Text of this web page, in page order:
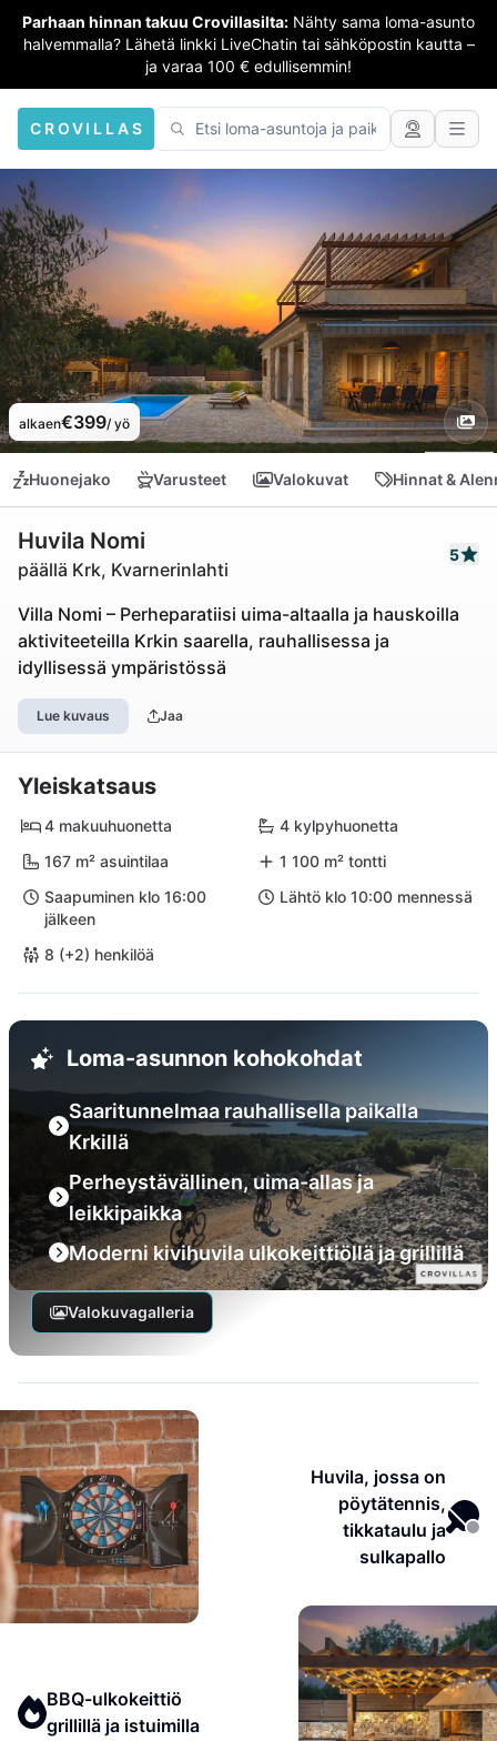
Parhaan hinnan takuu Crovillasilta: Nähty sama loma-asunto
halvemmalla? Lähetä linkki LiveChatin tai sähköpostin kautta –
ja varaa 100 € edullisemmin!
CROVILLAS
alkaen€399/ yö
Huonejako Varusteet Valokuvat Hinnat &
Huvila Nomi
päällä Krk, Kvarnerinlahti
5
Villa Nomi – Perheparatiisi uima-altaalla ja hauskoilla
aktiviteeteilla Krkin saarella, rauhallisessa ja
idyllisessä ympäristössä
Lue kuvaus Jaa
Yleiskatsaus
4 makuuhuonetta
4 kylpyhuonetta
167 m² asuintilaa
1 100 m² tontti
Saapuminen klo 16:00
jälkeen
Lähtö klo 10:00 mennessä
8 (+2) henkilöä
Loma-asunnon kohokohdat
Saaritunnelmaa rauhallisella paikalla
Krkillä
Perheystävällinen, uima-allas ja
leikkipaikka
Moderni kivihuvila ulkokeittiöllä ja grillillä
Valokuvagalleria
Huvila, jossa on
pöytätennis,
tikkataulu ja
sulkapallo
BBQ-ulkokeittiö
grillillä ja istuimilla